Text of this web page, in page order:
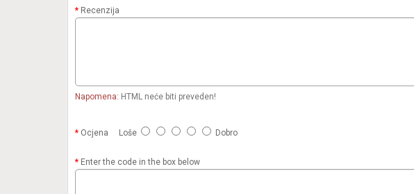
Recenzija
Napomena: HTML neće biti preveden!
Ocjena Loše Dobro
Enter the code in the box below